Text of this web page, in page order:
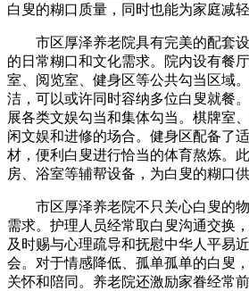
白叟的糊口质量，同时也能为家庭减
市区厚泽养老院具有完美的配套设
的日常糊口和文化需求。院内设有餐
室、阅览室、健身区等公共勾当区域
洁，可以或许同时容纳多位白叟就餐
展各类文娱勾当和集体勾当。棋牌室
闲文娱和进修的场合。健身区配备了
材，便利白叟进行恰当的体育熬炼。
房、浴室等辅帮设备，为白叟的糊口供
市区厚泽养老院不只关心白叟的物
需求。护理人员经常取白叟沟通交换
及时赐与心理疏导和抚慰中华人平易
会。对于情感降低、孤单孤单的白叟
关怀和陪同。养老院还激励家眷经常